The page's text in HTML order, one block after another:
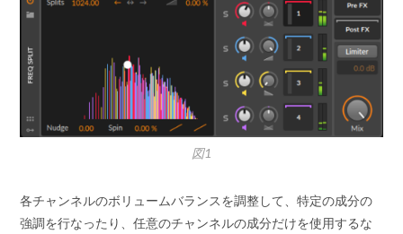
図1
各チャンネルのボリュームバランスを調整して、特定の成分の
強調を行なったり、任意のチャンネルの成分だけを使用するな